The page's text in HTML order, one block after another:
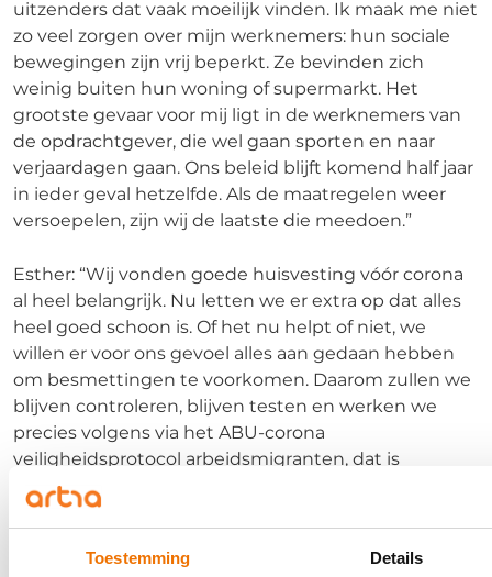
Toestemming Details
uitzenders dat vaak moeilijk vinden. Ik maak me niet
zo veel zorgen over mijn werknemers: hun sociale
bewegingen zijn vrij beperkt. Ze bevinden zich
weinig buiten hun woning of supermarkt. Het
grootste gevaar voor mij ligt in de werknemers van
de opdrachtgever, die wel gaan sporten en naar
verjaardagen gaan. Ons beleid blijft komend half jaar
in ieder geval hetzelfde. Als de maatregelen weer
versoepelen, zijn wij de laatste die meedoen.”
Esther: “Wij vonden goede huisvesting vóór corona
al heel belangrijk. Nu letten we er extra op dat alles
heel goed schoon is. Of het nu helpt of niet, we
willen er voor ons gevoel alles aan gedaan hebben
om besmettingen te voorkomen. Daarom zullen we
blijven controleren, blijven testen en werken we
precies volgens via het ABU-corona
veiligheidsprotocol arbeidsmigranten, dat is
opgesteld voor onze gehele sector. Alleen dan
kunnen we veiligheid voor onze mensen
moeten streven.”